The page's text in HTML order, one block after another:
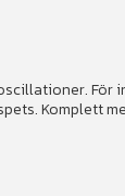
För
Komplett